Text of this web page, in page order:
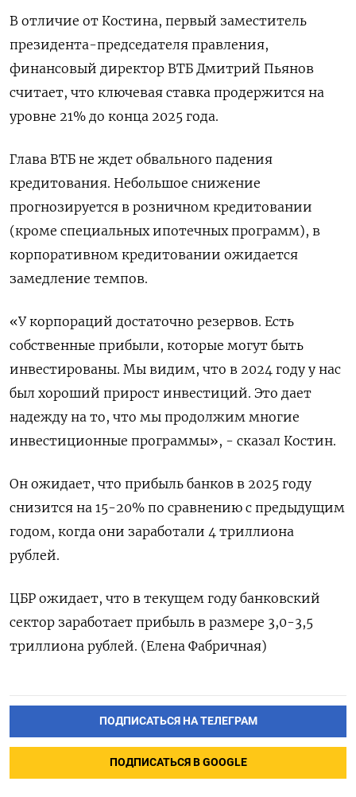
В отличие от Костина, первый заместитель
президента-председателя правления,
финансовый директор ВТБ Дмитрий Пьянов
считает, что ключевая ставка продержится на
уровне 21% до конца 2025 года.
Глава ВТБ не ждет обвального падения
кредитования. Небольшое снижение
прогнозируется в розничном кредитовании
(кроме специальных ипотечных программ), в
корпоративном кредитовании ожидается
замедление темпов.
«У корпораций достаточно резервов. Есть
собственные прибыли, которые могут быть
инвестированы. Мы видим, что в 2024 году у нас
был хороший прирост инвестиций. Это дает
надежду на то, что мы продолжим многие
инвестиционные программы», - сказал Костин.
Он ожидает, что прибыль банков в 2025 году
снизится на 15-20% по сравнению с предыдущим
годом, когда они заработали 4 триллиона
рублей.
ЦБР ожидает, что в текущем году банковский
сектор заработает прибыль в размере 3,0-3,5
триллиона рублей. (Елена Фабричная)
ПОДПИСАТЬСЯ НА ТЕЛЕГРАМ
ПОДПИСАТЬСЯ В GOOGLE